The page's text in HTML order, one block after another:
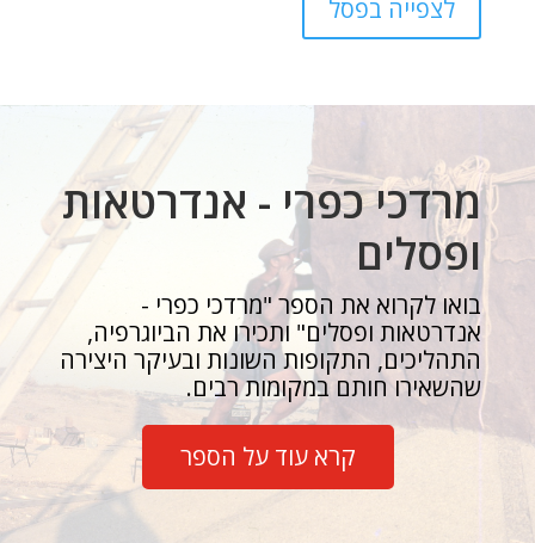
לצפייה בפסל
מרדכי כפרי - אנדרטאות
ופסלים
בואו לקרוא את הספר "מרדכי כפרי -
אנדרטאות ופסלים" ותכירו את הביוגרפיה,
התהליכים, התקופות השונות ובעיקר היצירה
שהשאירו חותם במקומות רבים.
קרא עוד על הספר